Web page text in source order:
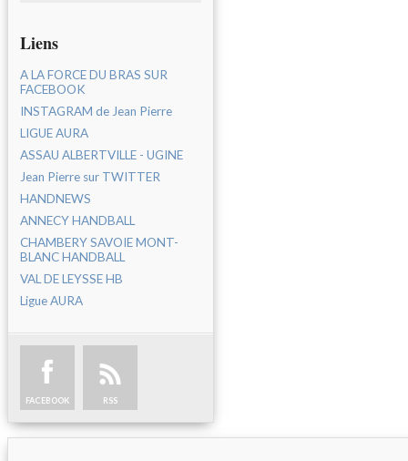
Liens
A LA FORCE DU BRAS SUR
FACEBOOK
INSTAGRAM de Jean Pierre
LIGUE AURA
ASSAU ALBERTVILLE - UGINE
Jean Pierre sur TWITTER
HANDNEWS
ANNECY HANDBALL
CHAMBERY SAVOIE MONT-
BLANC HANDBALL
VAL DE LEYSSE HB
Ligue AURA
FACEBOOK RSS